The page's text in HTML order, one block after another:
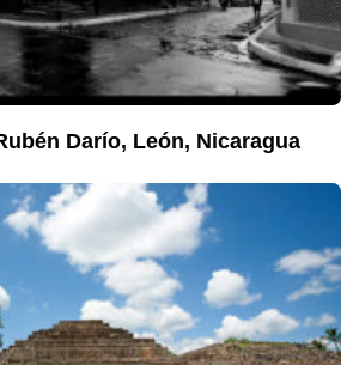
Darío, León, Nicaragua